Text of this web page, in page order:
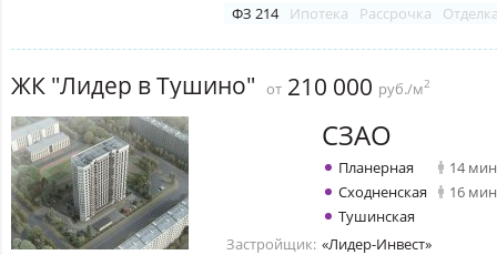
ФЗ 214 Ипотека Рассрочка
ЖК "Лидер в Тушино" от 210 000 руб./м2
СЗАО
Планерная
14 мин
Сходненская
16 мин
Тушинская
Застройщик: «Лидер-Инвест»